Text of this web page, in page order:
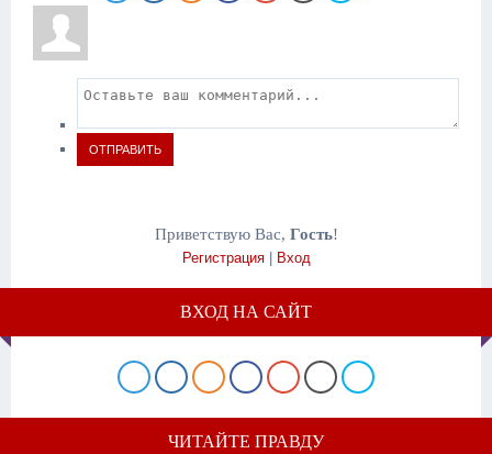
ОТПРАВИТЬ
Приветствую Вас, Гость!
Регистрация| Вход
ВХОД НА САЙТ
ЧИТАЙТЕ ПРАВДУ